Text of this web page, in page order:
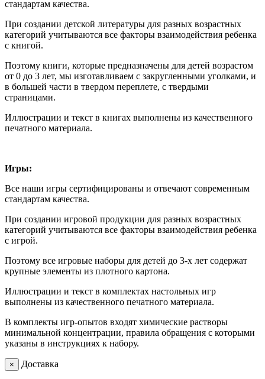
стандартам качества.
При создании детской литературы для разных возрастных
категорий учитываются все факторы взаимодействия ребенка
с книгой.
Поэтому книги, которые предназначены для детей возрастом
от 0 до 3 лет, мы изготавливаем с закругленными уголками, и
в большей части в твердом переплете, с твердыми
страницами.
Иллюстрации и текст в книгах выполнены из качественного
печатного материала.
Игры:
Все наши игры сертифицированы и отвечают современным
стандартам качества.
При создании игровой продукции для разных возрастных
категорий учитываются все факторы взаимодействия ребенка
с игрой.
Поэтому все игровые наборы для детей до 3-х лет содержат
крупные элементы из плотного картона.
Иллюстрации и текст в комплектах настольных игр
выполнены из качественного печатного материала.
В комплекты игр-опытов входят химические растворы
минимальной концентрации, правила обращения с которыми
указаны в инструкциях к набору.
× Доставка